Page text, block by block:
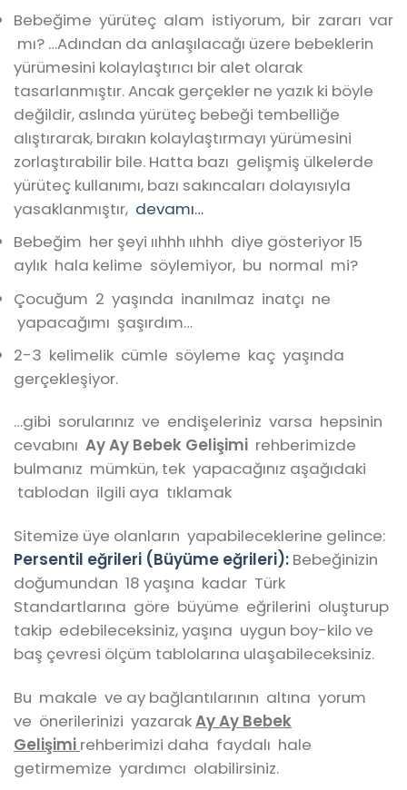
Bebeğime yürüteç alam istiyorum, bir zararı var
mı? …Adından da anlaşılacağı üzere bebeklerin
yürümesini kolaylaştırıcı bir alet olarak
tasarlanmıştır. Ancak gerçekler ne yazık ki böyle
değildir, aslında yürüteç bebeği tembelliğe
alıştırarak, bırakın kolaylaştırmayı yürümesini
zorlaştırabilir bile. Hatta bazı gelişmiş ülkelerde
yürüteç kullanımı, bazı sakıncaları dolayısıyla
yasaklanmıştır, devamı…
Bebeğim her şeyi ııhhh ııhhh diye gösteriyor 15
aylık hala kelime söylemiyor, bu normal mi?
Çocuğum 2 yaşında inanılmaz inatçı ne
yapacağımı şaşırdım…
2-3 kelimelik cümle söyleme kaç yaşında
gerçekleşiyor.
…gibi sorularınız ve endişeleriniz varsa hepsinin
cevabını Ay Ay Bebek Gelişimi rehberimizde
bulmanız mümkün, tek yapacağınız aşağıdaki
tablodan ilgili aya tıklamak
Sitemize üye olanların yapabileceklerine gelince:
Persentil eğrileri (Büyüme eğrileri): Bebeğinizin
doğumundan 18 yaşına kadar Türk
Standartlarına göre büyüme eğrilerini oluşturup
takip edebileceksiniz, yaşına uygun boy-kilo ve
baş çevresi ölçüm tablolarına ulaşabileceksiniz.
Bu makale ve ay bağlantılarının altına yorum
ve önerilerinizi yazarakAy Ay Bebek
Gelişimi rehberimizi daha faydalı hale
getirmemize yardımcı olabilirsiniz.